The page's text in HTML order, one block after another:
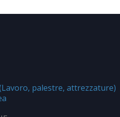
palestre, attrezzature)